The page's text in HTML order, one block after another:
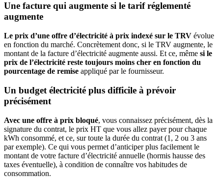
Une facture qui augmente si le tarif réglementé
augmente
Le prix d’une offre d’électricité à prix indexé sur le TRV évolue
en fonction du marché. Concrètement donc, si le TRV augmente, le
montant de la facture d’électricité augmente aussi. Et ce, même si le
prix de l’électricité reste toujours moins cher en fonction du
pourcentage de remise appliqué par le fournisseur.
Un budget électricité plus difficile à prévoir
précisément
Avec une offre à prix bloqué, vous connaissez précisément, dès la
signature du contrat, le prix HT que vous allez payer pour chaque
kWh consommé, et ce, sur toute la durée du contrat (1, 2 ou 3 ans
par exemple). Ce qui vous permet d’anticiper plus facilement le
montant de votre facture d’électricité annuelle (hormis hausse des
taxes éventuelle), à condition de connaître vos habitudes de
consommation.